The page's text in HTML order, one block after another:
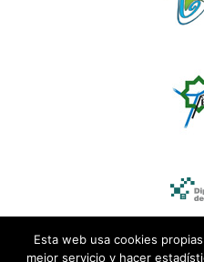
Esta web usa cookies
mejor servicio y hacer